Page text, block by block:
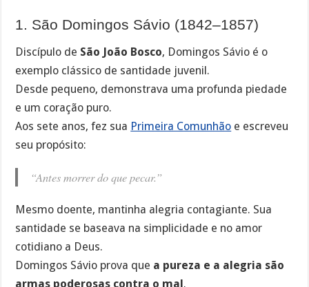
1. São Domingos Sávio (1842–1857)
Discípulo de São João Bosco, Domingos Sávio é o
exemplo clássico de santidade juvenil.
Desde pequeno, demonstrava uma profunda piedade
e um coração puro.
Aos sete anos, fez sua Primeira Comunhão e escreveu
seu propósito:
“Antes morrer do que pecar.”
Mesmo doente, mantinha alegria contagiante. Sua
santidade se baseava na simplicidade e no amor
cotidiano a Deus.
Domingos Sávio prova que a pureza e a alegria são
armas poderosas contra o mal.